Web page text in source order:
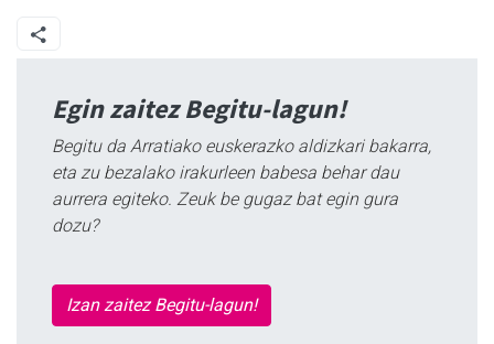
Egin zaitez Begitu-lagun!
Begitu da Arratiako euskerazko aldizkari bakarra,
eta zu bezalako irakurleen babesa behar dau
aurrera egiteko. Zeuk be gugaz bat egin gura
dozu?
Izan zaitez Begitu-lagun!